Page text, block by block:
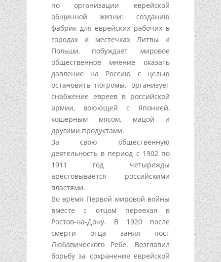
по организации еврейской
общинной жизни: созданию
фабрик для еврейских рабочих в
городах и местечках Литвы и
Польши, побуждает мировое
общественное мнение оказать
давление на Россию с целью
остановить погромы, организует
снабжение евреев в российской
армии, воюющей с Японией,
кошерным мясом, мацой и
другими продуктами.
За свою общественную
деятельность в период с 1902 по
1911 год четырежды
арестовывается российскими
властями.
Во время Первой мировой войны
вместе с отцом переехал в
Ростов-на-Дону. В 1920 после
смерти отца занял пост
Любавического Ребе. Возглавил
борьбу за сохранение еврейской